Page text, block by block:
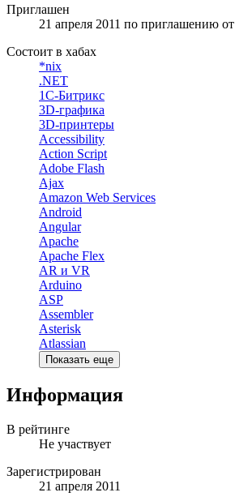
Приглашен
21 апреля 2011 по приглашению от
Состоит в хабах
*nix
.NET
1С-Битрикс
3D-графика
3D-принтеры
Accessibility
Action Script
Adobe Flash
Ajax
Amazon Web Services
Android
Angular
Apache
Apache Flex
AR и VR
Arduino
ASP
Assembler
Asterisk
Atlassian
Показать еще
Информация
В рейтинге
Не участвует
Зарегистрирован
21 апреля 2011